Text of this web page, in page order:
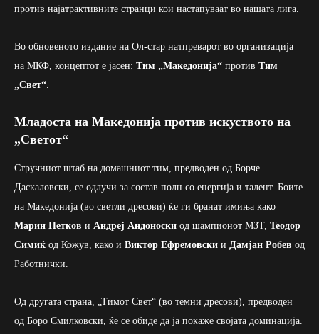
против најатрактивните странци кои настапуваат во нашата лига.
Во обновеното издание на Ол-стар натпреварот во организација
на МКФ, концептот е јасен: Тим „Македонија“ против Тим
„Свет“.
Младоста на Македонија против искуството на
„Светот“
Стручниот штаб на домашниот тим, предводен од Борче
Даскаловски, се одлучи за состав полн со енергија и талент. Боите
на Македонија (во светли дресови) ќе ги бранат имиња како
Марин Петков и Андреј Андоноски од шампионот МЗТ, Теодор
Симиќ од Кожув, како и Виктор Ефремовски и Дамјан Робев од
Работнички.
Од другата страна, „Тимот Свет“ (во темни дресови), предводен
од Боро Смилковски, ќе се обиде да ја покаже својата доминација.